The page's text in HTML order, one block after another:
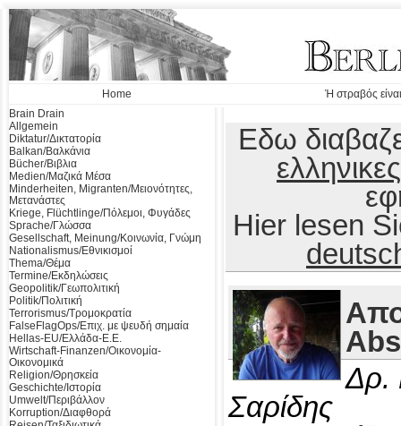
Home
Ή στραβός
Brain Drain
Allgemein
Diktatur/Δικτατορία
Balkan/Βαλκάνια
Bücher/Βιβλια
Medien/Μαζικά Μέσα
Minderheiten, Migranten/Μειονότητες,
Μετανάστες
Kriege, Flüchtlinge/Πόλεμοι, Φυγάδες
Sprache/Γλώσσα
Gesellschaft, Meinung/Κοινωνία, Γνώμη
Nationalismus/Εθνικισμοί
Thema/Θέμα
Termine/Εκδηλώσεις
Geopolitik/Γεωπολιτική
Politik/Πολιτική
Terrorismus/Τρομοκρατία
FalseFlagOps/Επιχ. με ψευδή σημαία
Hellas-EU/Ελλάδα-Ε.Ε.
Wirtschaft-Finanzen/Οικονομία-
Οικονομικά
Religion/Θρησκεία
Geschichte/Ιστορία
Umwelt/Περιβάλλον
Korruption/Διαφθορά
Εδω
ελληνικες
Hier lesen
Δρ.
Σαρίδης